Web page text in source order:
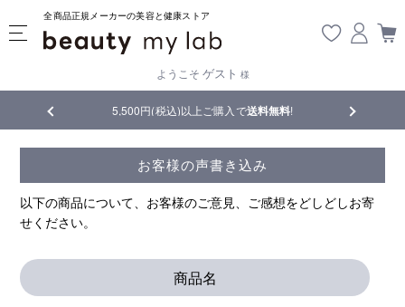
全商品正規メーカーの美容と健康ストア
ようこそ ゲスト 様
5,500円(税込)以上ご購入で送料無料! 【重要】
お客様の声書き込み
以下の商品について、お客様のご意見、ご感想をどしどしお寄
せください。
商品名